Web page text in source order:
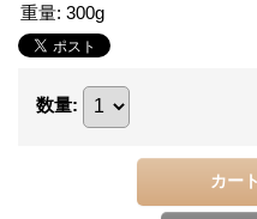
重量: 300g
数量: